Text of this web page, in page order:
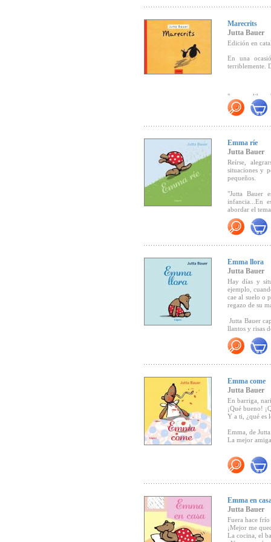
-
2001, álbum
-
dos miradas”.
"...el texto con
que despierta
acuarelas de
Marecrits
Jutta Bauer
Edición en
En una
terriblemente.
"...es un libro
menos
"
presentación"
acierto,
humana y
ALGUNOS
- Eule des
Jugend &
- Premio
-
2001, álbum
dos miradas”.
Emma ríe
Jutta Bauer
Reírse,
situaciones y
pequeños.
"Jutta Bauer
infancia...En
abordar el
la risa es el
Emma llora
Jutta Bauer
Hay días y
ejemplo,
cae al suelo o
regazo de su
Jutta Bauer
llantos y risas
"...Un libro de
Emma come
Jutta Bauer
En barriga,
¡Qué bueno!
Y a ti, ¿qué es
Emma, de
La mejor
"Las escenas
pequeños
probar
Emma en
Jutta Bauer
Fuera hace
¡Mejor me
La cocina, el